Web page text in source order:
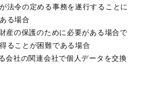
法令の定める事務を遂行することに
る場合
産の保護のために必要がある場合で
ることが困難である場合
会社の関連会社で個人データを交換